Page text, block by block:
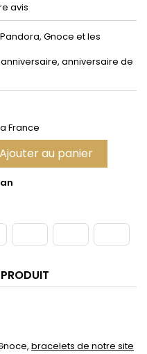
avis
Gnoce et les
anniversaire de
France
Ajouter au panier
bracelets de notre site